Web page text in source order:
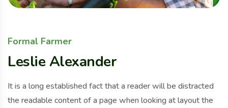
Formal Farmer
Leslie Alexander
It is a long established fact that a reader will be distracted
the readable content of a page when looking at layout the